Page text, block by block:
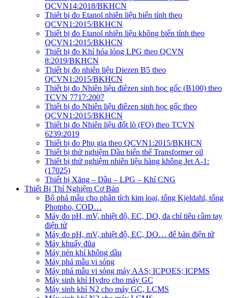
QCVN14:2018/BKHCN
Thiết bị đo Etanol nhiên liệu biến tính theo
QCVN1:2015/BKHCN
Thiết bị đo Etanol nhiên liệu không biến tính theo
QCVN1:2015/BKHCN
Thiết bị đo Khí hóa lỏng LPG theo QCVN
8:2019/BKHCN
Thiết bị đo nhiên liệu Diezen B5 theo
QCVN1:2015/BKHCN
Thiết bị đo Nhiên liệu điêzen sinh học gốc (B100) theo
TCVN 7717:2007
Thiết bị đo Nhiên liệu điêzen sinh học gốc theo
QCVN1:2015/BKHCN
Thiết bị đo Nhiên liệu đốt lò (FO) theo TCVN
6239:2019
Thiết bị đo Phụ gia theo QCVN1:2015/BKHCN
Thiết bị thử nghiệm Dầu biến thế Transformer oil
Thiết bị thử nghiệm nhiên liệu hàng không Jet A-1:
(17025)
Thiết bị Xăng – Dầu – LPG – Khí CNG
Thiết Bị Thí Nghiệm Cơ Bản
Bộ phá mẫu cho phân tích kim loại, tổng Kjeldahl, tổng
Photpho, COD…
Máy đo pH, mV, nhiệt độ, EC, DO, đa chỉ tiêu cầm tay
điện tử
Máy đo pH, mV, nhiệt độ, EC, DO… để bàn điện tử
Máy khuấy đũa
Máy nén khí không dầu
Máy phá mẫu vi sóng
Máy phá mẫu vi sóng máy AAS; ICPOES; ICPMS
Máy sinh khí Hydro cho máy GC
Máy sinh khí N2 cho máy GC, LCMS